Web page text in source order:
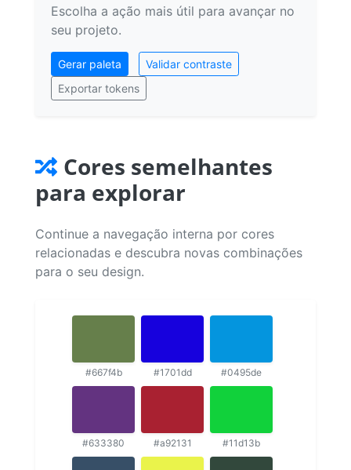
Escolha a ação mais útil para avançar no
seu projeto.
Gerar paleta
Validar contraste
Exportar tokens
Cores semelhantes
para explorar
Continue a navegação interna por cores
relacionadas e descubra novas combinações
para o seu design.
#667f4b #1701dd #0495de
#633380 #a92131 #11d13b